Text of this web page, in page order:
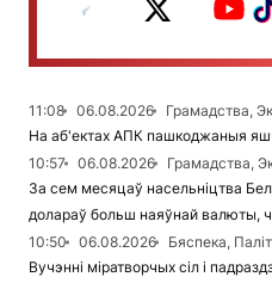
11:08 06.08.2026
Грамадства,
На аб'ектах АПК пашкоджаныя яшчэ
10:57
06.08.2026
Грамадства,
За сем месяцаў насельніцтва
долараў больш наяўнай валюты,
10:50
06.08.2026
Бяспека,
Вучэнні міратворчых сіл і